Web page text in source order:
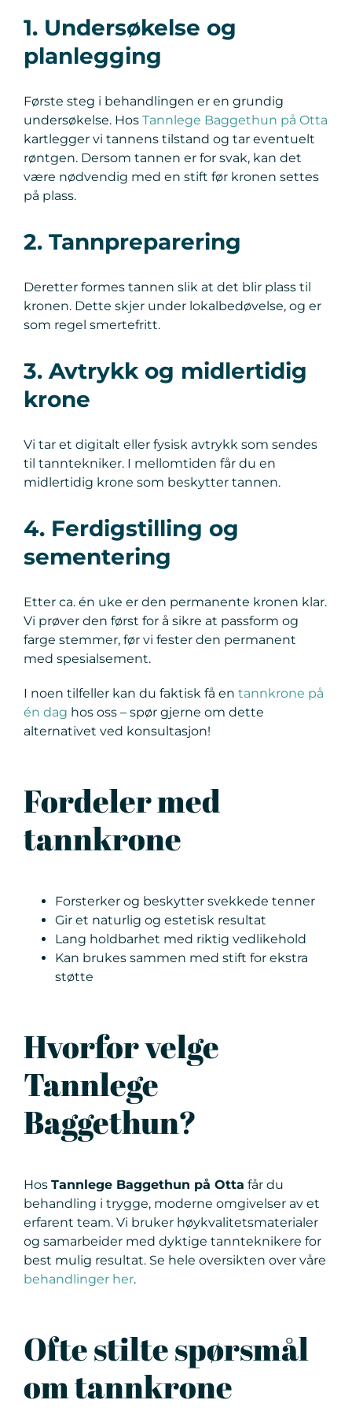
1. Undersøkelse og
planlegging
Første steg i behandlingen er en grundig
undersøkelse. Hos Tannlege Baggethun på Otta
kartlegger vi tannens tilstand og tar eventuelt
røntgen. Dersom tannen er for svak, kan det
være nødvendig med en stift før kronen settes
på plass.
2. Tannpreparering
Deretter formes tannen slik at det blir plass til
kronen. Dette skjer under lokalbedøvelse, og er
som regel smertefritt.
3. Avtrykk og midlertidig
krone
Vi tar et digitalt eller fysisk avtrykk som sendes
til tanntekniker. I mellomtiden får du en
midlertidig krone som beskytter tannen.
4. Ferdigstilling og
sementering
Etter ca. én uke er den permanente kronen klar.
Vi prøver den først for å sikre at passform og
farge stemmer, før vi fester den permanent
med spesialsement.
I noen tilfeller kan du faktisk få en tannkrone på
én dag hos oss – spør gjerne om dette
alternativet ved konsultasjon!
Fordeler med
tannkrone
Forsterker og beskytter svekkede tenner
Gir et naturlig og estetisk resultat
Lang holdbarhet med riktig vedlikehold
Kan brukes sammen med stift for ekstra
støtte
Hvorfor velge
Tannlege
Baggethun?
Hos Tannlege Baggethun på Otta får du
behandling i trygge, moderne omgivelser av et
erfarent team. Vi bruker høykvalitetsmaterialer
og samarbeider med dyktige tannteknikere for
best mulig resultat. Se hele oversikten over våre
behandlinger her.
Ofte stilte spørsmål
om tannkrone